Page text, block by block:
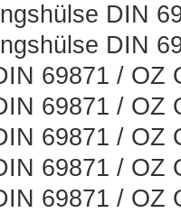
DIN
DIN
69871 / OZ
69871 / OZ
69871 / OZ
69871 / OZ
69871 / OZ